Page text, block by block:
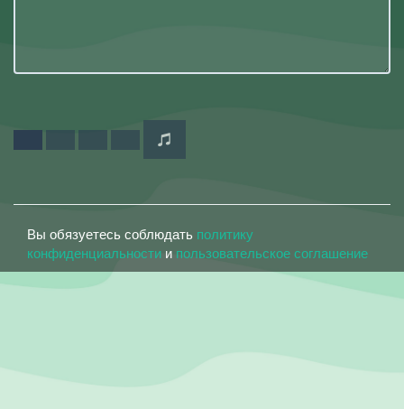
Вы обязуетесь соблюдать политику
конфиденциальности и пользовательское соглашение